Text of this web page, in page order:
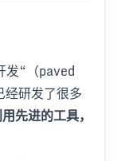
发“（paved
研发了很多
先进的工具，